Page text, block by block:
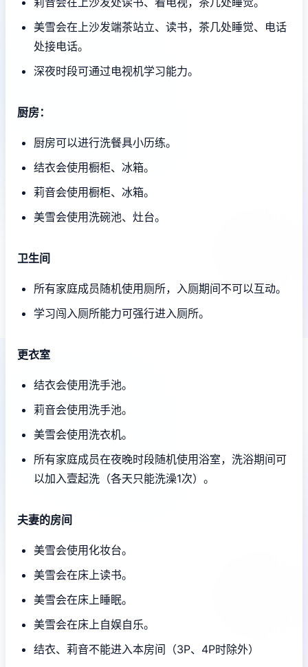
美雪会在上沙发端茶站立、读书，茶几处睡觉、电话
处接电话。
深夜时段可通过电视机学习能力。
厨房：
厨房可以进行洗餐具小历练。
结衣会使用橱柜、冰箱。
莉音会使用橱柜、冰箱。
美雪会使用洗碗池、灶台。
卫生间
所有家庭成员随机使用厕所，入厕期间不可以互动。
学习闯入厕所能力可强行进入厕所。
更衣室
结衣会使用洗手池。
莉音会使用洗手池。
美雪会使用洗衣机。
所有家庭成员在夜晚时段随机使用浴室，洗浴期间可
以加入壹起洗（各天只能洗澡1次）。
夫妻的房间
美雪会使用化妆台。
美雪会在床上读书。
美雪会在床上睡眠。
美雪会在床上自娱自乐。
结衣、莉音不能进入本房间（3P、4P时除外）